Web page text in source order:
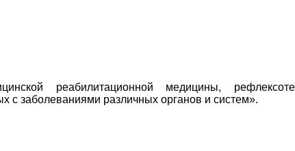
реабилитационной медицины,
с заболеваниями различных органов и систем».